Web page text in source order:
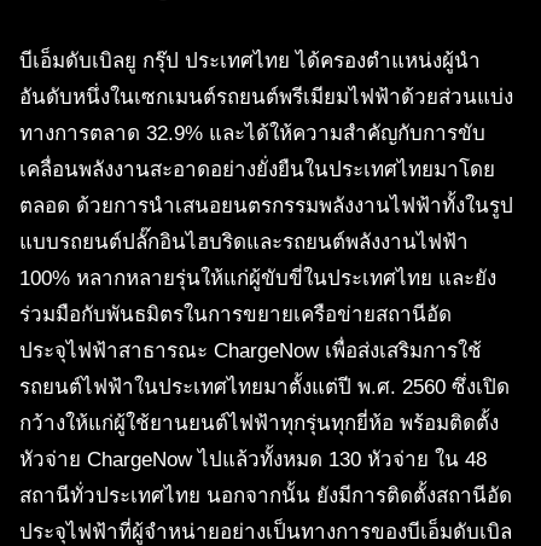
บีเอ็มดับเบิลยู กรุ๊ป ประเทศไทย ได้ครองตำแหน่งผู้นำ
อันดับหนึ่งในเซกเมนต์รถยนต์พรีเมียมไฟฟ้าด้วยส่วนแบ่ง
ทางการตลาด 32.9% และได้ให้ความสำคัญกับการขับ
เคลื่อนพลังงานสะอาดอย่างยั่งยืนในประเทศไทยมาโดย
ตลอด ด้วยการนำเสนอยนตรกรรมพลังงานไฟฟ้าทั้งในรูป
แบบรถยนต์ปลั๊กอินไฮบริดและรถยนต์พลังงานไฟฟ้า
100% หลากหลายรุ่นให้แก่ผู้ขับขี่ในประเทศไทย และยัง
ร่วมมือกับพันธมิตรในการขยายเครือข่ายสถานีอัด
ประจุไฟฟ้าสาธารณะ ChargeNow เพื่อส่งเสริมการใช้
รถยนต์ไฟฟ้าในประเทศไทยมาตั้งแต่ปี พ.ศ. 2560 ซึ่งเปิด
กว้างให้แก่ผู้ใช้ยานยนต์ไฟฟ้าทุกรุ่นทุกยี่ห้อ พร้อมติดตั้ง
หัวจ่าย ChargeNow ไปแล้วทั้งหมด 130 หัวจ่าย ใน 48
สถานีทั่วประเทศไทย นอกจากนั้น ยังมีการติดตั้งสถานีอัด
ประจุไฟฟ้าที่ผู้จำหน่ายอย่างเป็นทางการของบีเอ็มดับเบิล